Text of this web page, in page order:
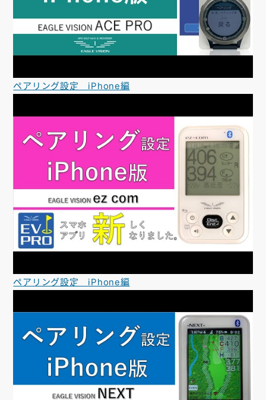
ペアリング設定 iPhone編
ペアリング設定 iPhone編